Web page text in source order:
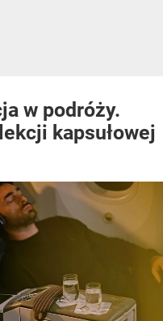
w podróży.
kapsułowej